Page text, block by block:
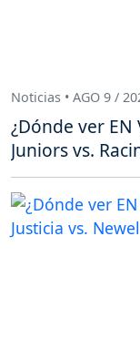
Noticias • AGO 9 /
¿Dónde ver
Juniors vs.